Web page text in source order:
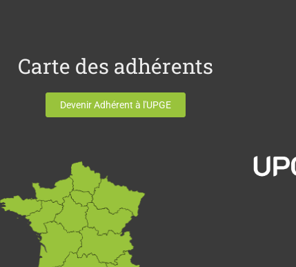
Carte des adhérents
Devenir Adhérent à l'UPGE